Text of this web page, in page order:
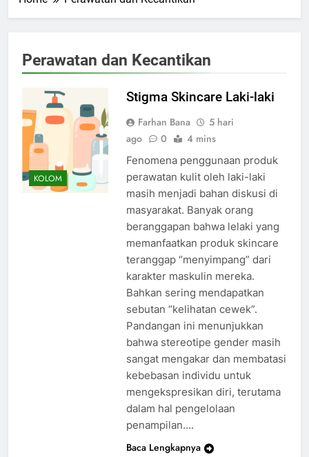
Perawatan dan Kecantikan
KOLOM
Stigma Skincare Laki-laki
Farhan Bana
5 hari
ago
0 4 mins
Fenomena penggunaan produk
perawatan kulit oleh laki-laki
masih menjadi bahan diskusi di
masyarakat. Banyak orang
beranggapan bahwa lelaki yang
memanfaatkan produk skincare
teranggap “menyimpang” dari
karakter maskulin mereka.
Bahkan sering mendapatkan
sebutan “kelihatan cewek”.
Pandangan ini menunjukkan
bahwa stereotipe gender masih
sangat mengakar dan membatasi
kebebasan individu untuk
mengekspresikan diri, terutama
dalam hal pengelolaan
penampilan….
Baca Lengkapnya